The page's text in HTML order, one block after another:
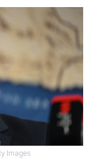
Images